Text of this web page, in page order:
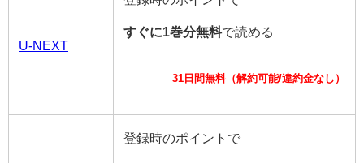
U-NEXT
すぐに1巻分無料で読める
31日間無料（解約可能/違約金なし）
登録時のポイントで